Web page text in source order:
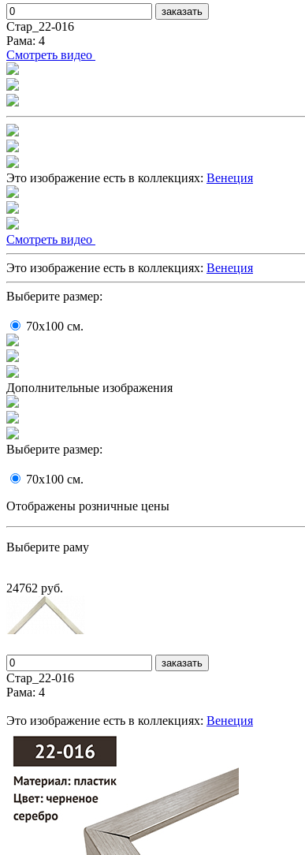
заказать
Стар_22-016
Рама: 4
Cмотреть видео
Это изображение есть в коллекциях: Венеция
Cмотреть видео
Это изображение есть в коллекциях: Венеция
Выберите размер:
70x100 cм.
Дополнительные изображения
Выберите размер:
70x100 cм.
Отображены розничные цены
Выберите раму
24762 руб.
заказать
Стар_22-016
Рама: 4
Это изображение есть в коллекциях: Венеция